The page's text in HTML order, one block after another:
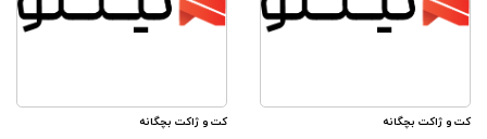
کت و ژاکت بچگانه کت و ژاکت بچگانه